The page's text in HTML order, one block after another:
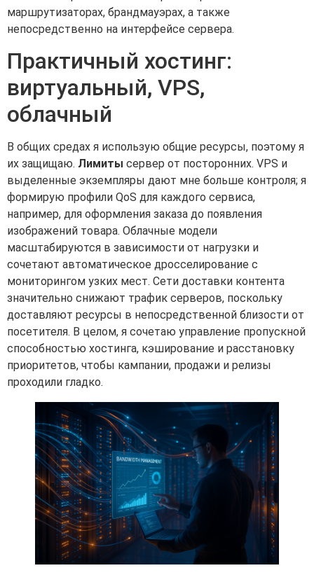
маршрутизаторах, брандмауэрах, а также
непосредственно на интерфейсе сервера.
Практичный хостинг:
виртуальный, VPS,
облачный
В общих средах я использую общие ресурсы, поэтому я
их защищаю. Лимиты сервер от посторонних. VPS и
выделенные экземпляры дают мне больше контроля; я
формирую профили QoS для каждого сервиса,
например, для оформления заказа до появления
изображений товара. Облачные модели
масштабируются в зависимости от нагрузки и
сочетают автоматическое дросселирование с
мониторингом узких мест. Сети доставки контента
значительно снижают трафик серверов, поскольку
доставляют ресурсы в непосредственной близости от
посетителя. В целом, я сочетаю управление пропускной
способностью хостинга, кэширование и расстановку
приоритетов, чтобы кампании, продажи и релизы
проходили гладко.